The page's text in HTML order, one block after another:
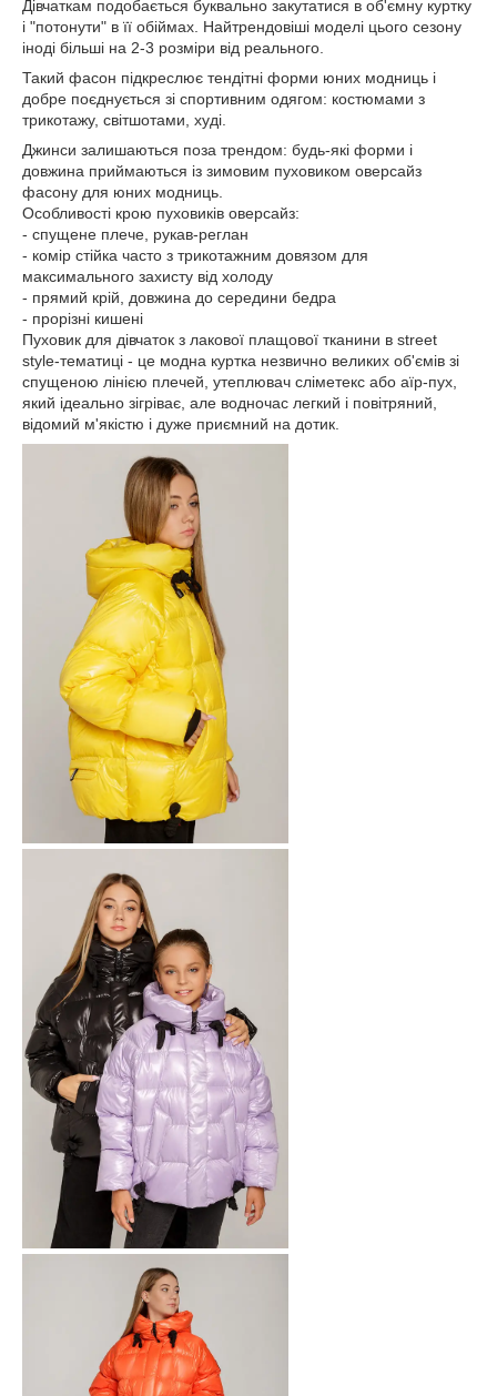
Дівчаткам подобається буквально закутатися в об'ємну куртку
і "потонути" в її обіймах. Найтрендовіші моделі цього сезону
іноді більші на 2-3 розміри від реального.
Такий фасон підкреслює тендітні форми юних модниць і
добре поєднується зі спортивним одягом: костюмами з
трикотажу, світшотами, худі.
Джинси залишаються поза трендом: будь-які форми і
довжина приймаються із зимовим пуховиком оверсайз
фасону для юних модниць.
Особливості крою пуховиків оверсайз:
- спущене плече, рукав-реглан
- комір стійка часто з трикотажним довязом для
максимального захисту від холоду
- прямий крій, довжина до середини бедра
- прорізні кишені
Пуховик для дівчаток з лакової плащової тканини в street
style-тематиці - це модна куртка незвично великих об'ємів зі
спущеною лінією плечей, утеплювач сліметекс або аїр-пух,
який ідеально зігріває, але водночас легкий і повітряний,
відомий м'якістю і дуже приємний на дотик.